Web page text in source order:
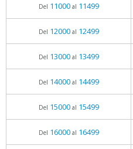
Del 11000al 11499
Del 12000al 12499
Del 13000al 13499
Del 14000al 14499
Del 15000al 15499
Del 16000al 16499